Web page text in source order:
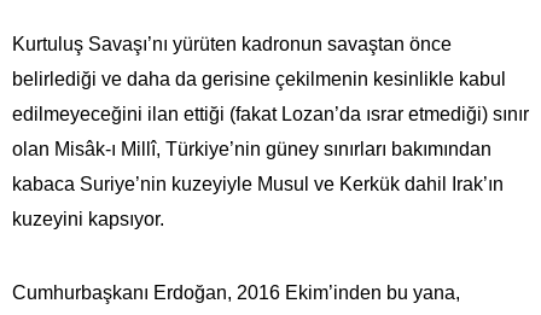
Kurtuluş Savaşı’nı yürüten kadronun savaştan önce
belirlediği ve daha da gerisine çekilmenin kesinlikle kabul
edilmeyeceğini ilan ettiği (fakat Lozan’da ısrar etmediği) sınır
olan Misâk-ı Millî, Türkiye’nin güney sınırları bakımından
kabaca Suriye’nin kuzeyiyle Musul ve Kerkük dahil Irak’ın
kuzeyini kapsıyor.
Cumhurbaşkanı Erdoğan, 2016 Ekim’inden bu yana,